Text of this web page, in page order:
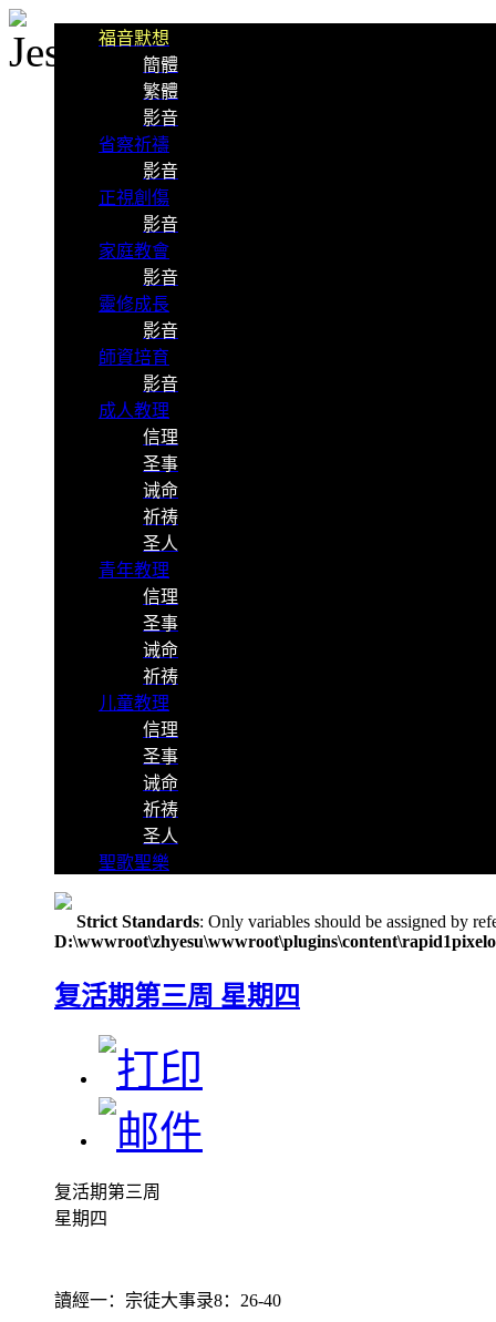
福音默想
簡體
繁體
影音
省察祈禱
影音
正視創傷
影音
家庭教會
影音
靈修成長
影音
師資培育
影音
成人教理
信理
圣事
诫命
祈祷
圣人
青年教理
信理
圣事
诫命
祈祷
儿童教理
信理
圣事
诫命
祈祷
圣人
聖歌聖樂
Strict Standards: Only variables should be assigned by
复活期第三周 星期四
复活期第三周
星期四
讀經一：宗徒大事录8：26-40